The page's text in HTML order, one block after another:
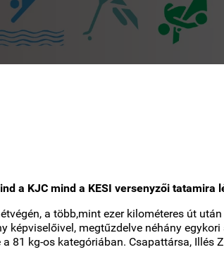
a KJC mind a KESI versenyzői tatamira
a több,mint ezer kilométeres út
képviselőivel, megtűzdelve néhány egykori
81 kg-os kategóriában. Csapattársa, Illés